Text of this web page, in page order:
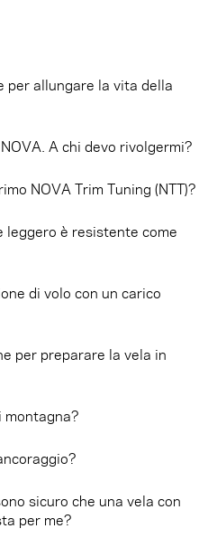
per allungare la vita della
A chi devo rivolgermi?
NOVA Trim Tuning (NTT)?
è resistente come
di volo con un carico
per preparare la vela in
montagna?
sicuro che una vela con
per me?